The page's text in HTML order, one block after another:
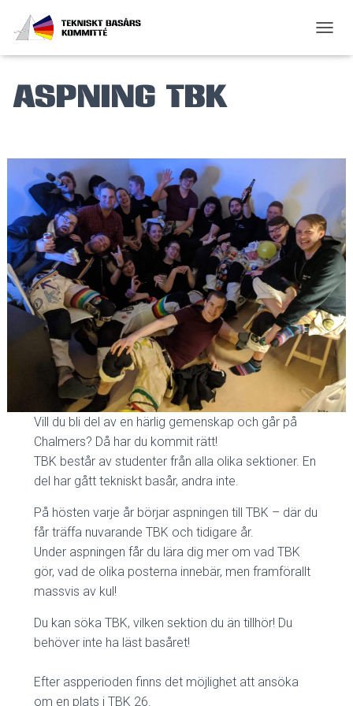
ASPNING TBK
Vill du bli del av en härlig gemenskap och går på
Chalmers? Då har du kommit rätt!
TBK består av studenter från alla olika sektioner. En
del har gått tekniskt basår, andra inte.
På hösten varje år börjar aspningen till TBK – där du
får träffa nuvarande TBK och tidigare år.
Under aspningen får du lära dig mer om vad TBK
gör, vad de olika posterna innebär, men framförallt
massvis av kul!
Du kan söka TBK, vilken sektion du än tillhör! Du
behöver inte ha läst basåret!
Efter aspperioden finns det möjlighet att ansöka
om en plats i TBK 26.